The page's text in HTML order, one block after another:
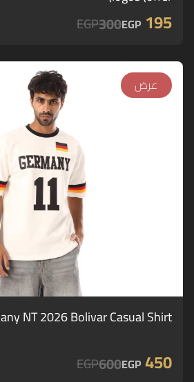
195
EGP
300
EGP
عرض
NT 2026 Bolivar Casual Shirt
450
EGP
600
EGP